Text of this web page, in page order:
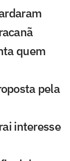
quem
pela
interesse